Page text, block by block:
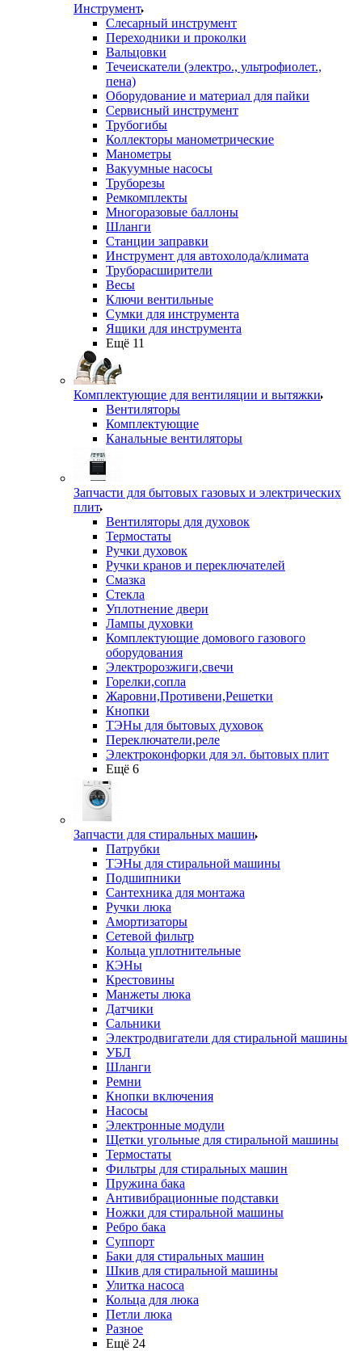
Инструмент
Слесарный инструмент
Переходники и проколки
Вальцовки
Течеискатели (электро., ультрофиолет.,
пена)
Оборудование и материал для пайки
Сервисный инструмент
Трубогибы
Коллекторы манометрические
Манометры
Вакуумные насосы
Труборезы
Ремкомплекты
Многоразовые баллоны
Шланги
Станции заправки
Инструмент для автохолода/климата
Труборасширители
Весы
Ключи вентильные
Сумки для инструмента
Ящики для инструмента
Ещё 11
Комплектующие для вентиляции и вытяжки
Вентиляторы
Комплектующие
Канальные вентиляторы
Запчасти для бытовых газовых и электрических
плит
Вентиляторы для духовок
Термостаты
Ручки духовок
Ручки кранов и переключателей
Смазка
Стекла
Уплотнение двери
Лампы духовки
Комплектующие домового газового
оборудования
Электророзжиги,свечи
Горелки,сопла
Жаровни,Противени,Решетки
Кнопки
ТЭНы для бытовых духовок
Переключатели,реле
Электроконфорки для эл. бытовых плит
Ещё 6
Запчасти для стиральных машин
Патрубки
ТЭНы для стиральной машины
Подшипники
Сантехника для монтажа
Ручки люка
Амортизаторы
Сетевой фильтр
Кольца уплотнительные
КЭНы
Крестовины
Манжеты люка
Датчики
Сальники
Электродвигатели для стиральной машины
УБЛ
Шланги
Ремни
Кнопки включения
Насосы
Электронные модули
Щетки угольные для стиральной машины
Термостаты
Фильтры для стиральных машин
Пружина бака
Антивибрационные подставки
Ножки для стиральной машины
Ребро бака
Суппорт
Баки для стиральных машин
Шкив для стиральной машины
Улитка насоса
Кольца для люка
Петли люка
Разное
Ещё 24